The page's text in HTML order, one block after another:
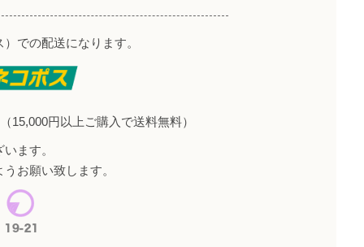
での配送になります。
15,000円以上ご購入で送料無料）
ます。
お願い致します。